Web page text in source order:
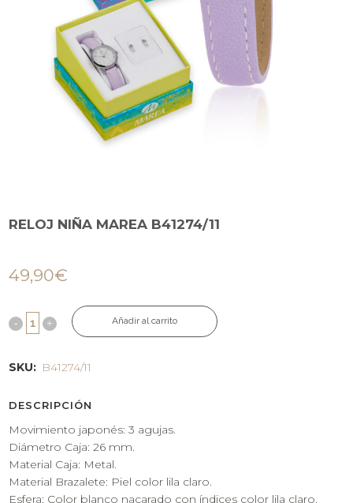
RELOJ NIÑA MAREA B41274/11
49,90€
Añadir al carrito
SKU: B41274/11
DESCRIPCIÓN
Movimiento japonés: 3 agujas.
Diámetro Caja: 26 mm.
Material Caja: Metal.
Material Brazalete: Piel color lila claro.
Esfera: Color blanco nacarado con índices color lila claro.